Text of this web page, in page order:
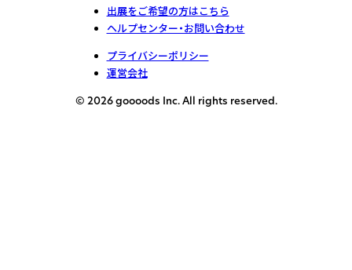
出展をご希望の方はこちら
ヘルプセンター・お問い合わせ
プライバシーポリシー
運営会社
© 2026 goooods Inc. All rights reserved.